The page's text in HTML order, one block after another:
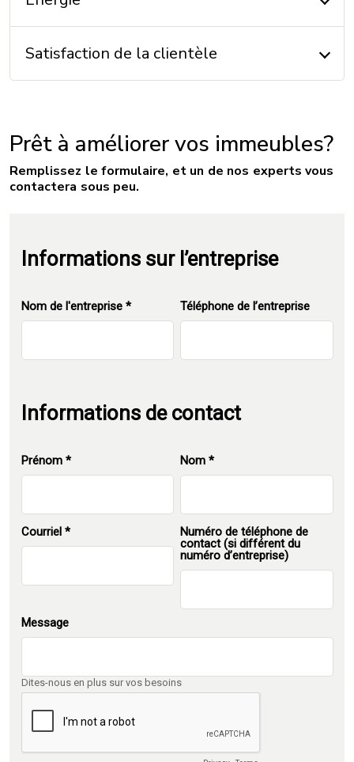
Satisfaction de la clientèle
Prêt à améliorer vos immeubles?
Remplissez le formulaire, et un de nos experts vous
contactera sous peu.